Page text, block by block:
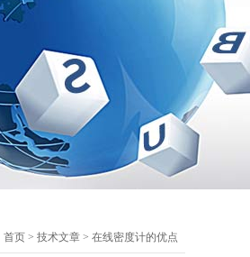
首页 > 技术文章 > 在线密度计的优点